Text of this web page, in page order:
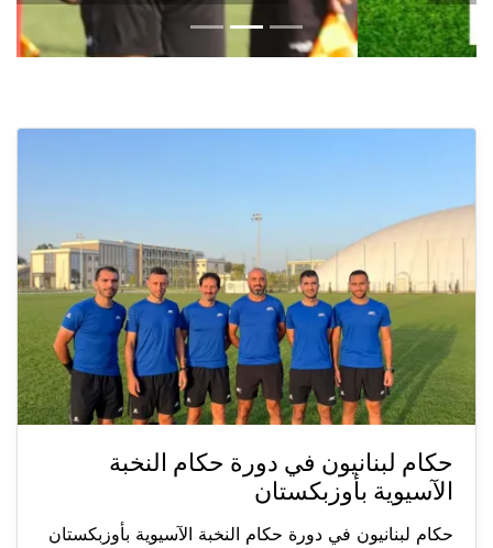
حكام لبنانيون في دورة حكام النخبة
الآسيوية بأوزبكستان
حكام لبنانيون في دورة حكام النخبة الآسيوية بأوزبكستان